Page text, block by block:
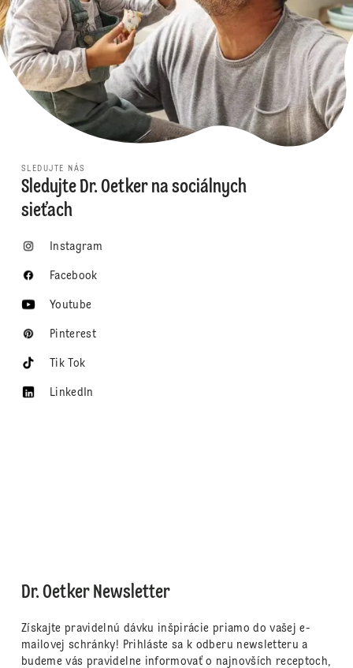
SLEDUJTE NÁS
Sledujte Dr. Oetker na sociálnych
sieťach
Instagram
Facebook
Youtube
Pinterest
Tik Tok
LinkedIn
Dr. Oetker Newsletter
Získajte pravidelnú dávku inšpirácie priamo do vašej e-
mailovej schránky! Prihláste sa k odberu newsletteru a
budeme vás pravidelne informovať o najnovších receptoch,